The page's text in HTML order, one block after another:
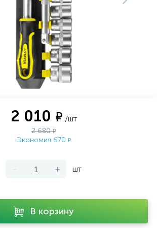
2 010 ₽ /шт
2 680₽
Экономия 670 ₽
- + шт
В корзину